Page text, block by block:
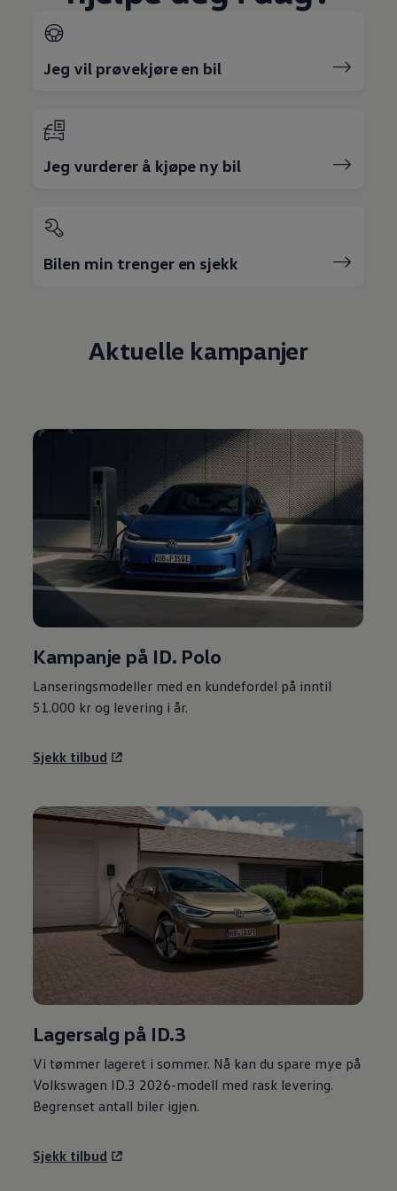
Jeg vil prøvekjøre en bil
Jeg vurderer å kjøpe ny bil
Bilen min trenger en sjekk
Aktuelle kampanjer
Kampanje på ID. Polo
Lanseringsmodeller med en kundefordel på inntil
51.000 kr og levering i år.
Sjekk tilbud
Lagersalg på ID.3
Vi tømmer lageret i sommer. Nå kan du spare mye på
Volkswagen ID.3 2026-modell med rask levering.
Begrenset antall biler igjen.
Sjekk tilbud